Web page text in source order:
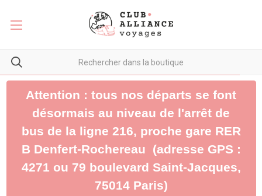
Attention : tous nos départs se font
désormais au niveau de l'arrêt de
bus de la ligne 216, proche gare RER
B Denfert-Rochereau (adresse GPS :
4271 ou 79 boulevard Saint-Jacques,
75014 Paris)